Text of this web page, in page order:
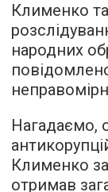
Клименко
народних
Нагадаємо,
Клименко
отримав